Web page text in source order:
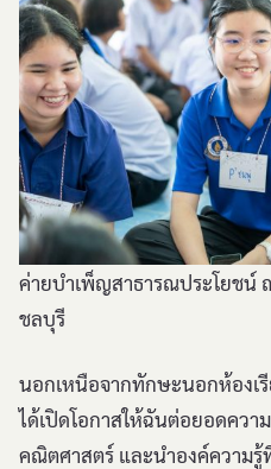
ค่ายบำเพ็ญสาธารณประโยชน์
ชลบุรี
นอกเหนือจากทักษะนอกห้องเ
ได้เปิดโอกาสให้ฉันต่อยอดคว
คณิตศาสตร์ และนำองค์ความรู้